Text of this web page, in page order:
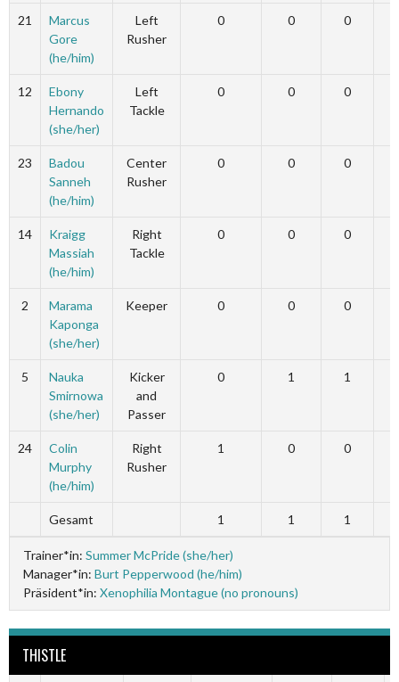
21
Marcus
Gore
(he/him)
Left
Rusher
0 0 0
12
Ebony
Hernando
(she/her)
Left
Tackle
0 0 0
23
Badou
Sanneh
(he/him)
Center
Rusher
0 0 0
14
Kraigg
Massiah
(he/him)
Right
Tackle
0 0 0
2
Marama
Kaponga
(she/her)
Keeper 0 0 0
5
Nauka
Smirnowa
(she/her)
Kicker
and
Passer
0 1 1
24
Colin
Murphy
(he/him)
Right
Rusher
1 0 0
Gesamt 1 1 1
Trainer*in: Summer McPride (she/her)
Manager*in: Burt Pepperwood (he/him)
Präsident*in: Xenophilia Montague (no pronouns)
THISTLE